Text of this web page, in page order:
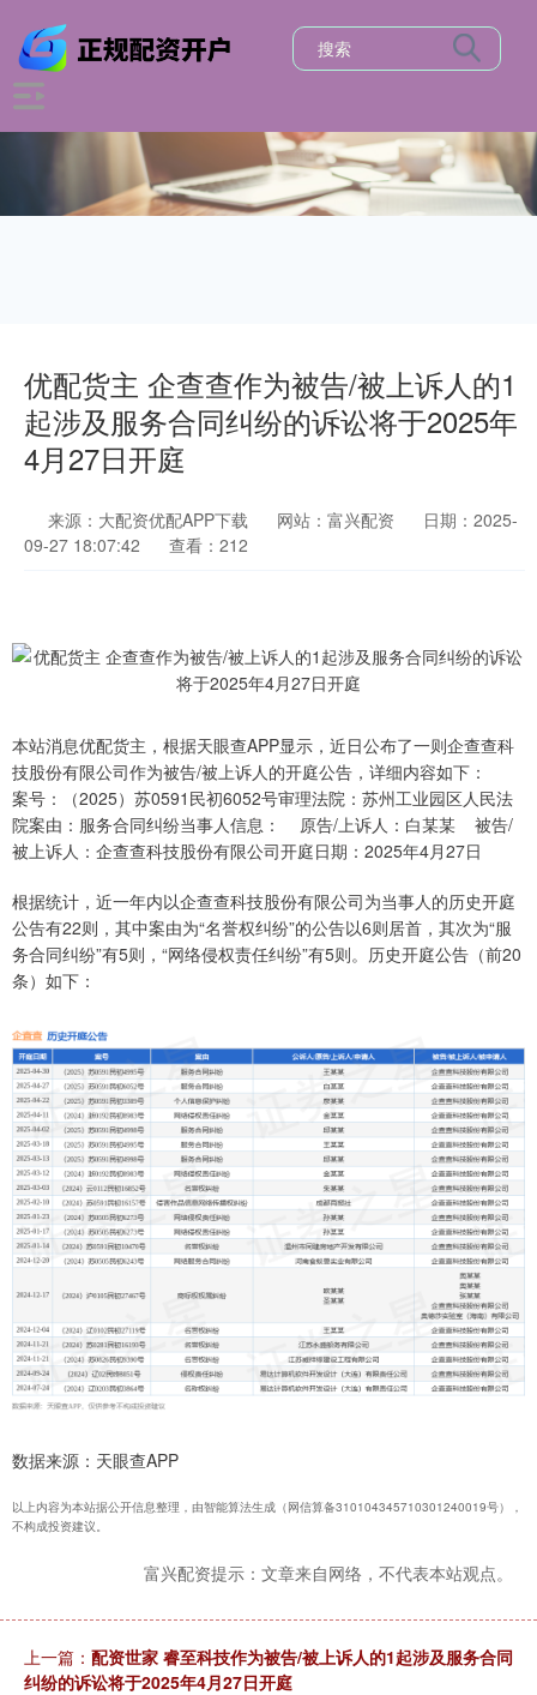
优配货主 企查查作为被告/被上诉人的1
起涉及服务合同纠纷的诉讼将于2025年
4月27日开庭
来源：大配资优配APP下载 网站：富兴配资
日期：2025-
09-27 18:07:42
查看：212
本站消息优配货主，根据天眼查APP显示，近日公布了一则企查查科
技股份有限公司作为被告/被上诉人的开庭公告，详细内容如下：
案号：（2025）苏0591民初6052号审理法院：苏州工业园区人民法
院案由：服务合同纠纷当事人信息： 原告/上诉人：白某某 被告/
被上诉人：企查查科技股份有限公司开庭日期：2025年4月27日
根据统计，近一年内以企查查科技股份有限公司为当事人的历史开庭
公告有22则，其中案由为“名誉权纠纷”的公告以6则居首，其次为“服
务合同纠纷”有5则，“网络侵权责任纠纷”有5则。历史开庭公告（前20
条）如下：
数据来源：天眼查APP
以上内容为本站据公开信息整理，由智能算法生成（网信算备310104345710301240019号），
不构成投资建议。
富兴配资提示：文章来自网络，不代表本站观点。
上一篇： 配资世家 睿至科技作为被告/被上诉人的1起涉及服务合同
纠纷的诉讼将于2025年4月27日开庭